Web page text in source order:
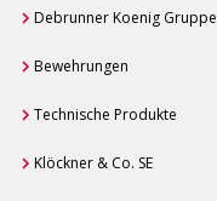
Debrunner Koenig Gruppe
Bewehrungen
Technische Produkte
Klöckner & Co. SE